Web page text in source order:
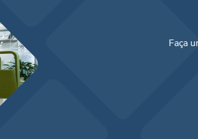
Faça